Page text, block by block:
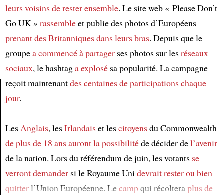
leurs voisinsde rester ensemble. Le site web « Please Don’t
Go UK » rassembleet publie des photos d’Européens
prenant des Britanniques dans leurs bras. Depuis que le
groupea commencé à partagerses photos sur lesréseaux
sociaux, le hashtaga explosésa popularité. La campagne
reçoit maintenantdes centaines de participationschaque
jour.
LesAnglais, lesIrlandaiset lescitoyensdu Commonwealth
de plus de 18 ansauront la possibilitéde décider del’avenir
de la nation. Lors du référendum de juin, les votants se
verront demandersi le Royaume Unidevrait rester ou bien
quitterl’Union Européenne. Lecampqui récolteraplus de